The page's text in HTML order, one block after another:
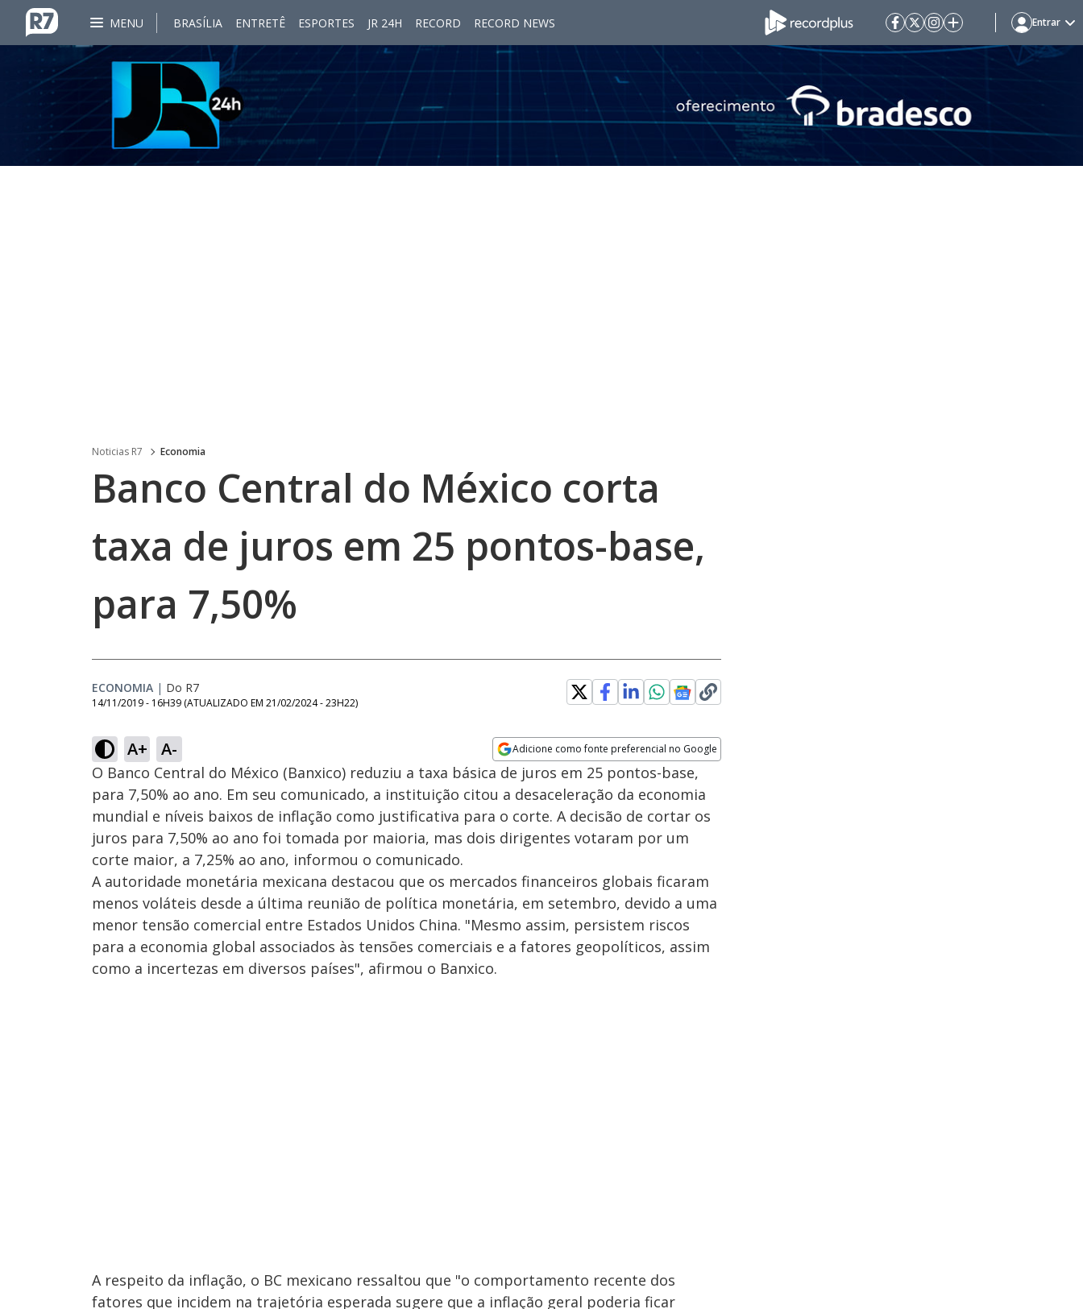
MENU BRASÍLIA ENTRETÊ ESPORTES JR 24H RECORD RECORD NEWS Entrar
Noticias R7 Economia
Banco Central do México corta
taxa de juros em 25 pontos-base,
para 7,50%
ECONOMIA | Do R7
14/11/2019 - 16H39 (ATUALIZADO EM 21/02/2024 - 23H22)
A+ A- Adicione como fonte preferencial no Google
Opens in new window
O Banco Central do México (Banxico) reduziu a taxa básica de juros em 25 pontos-base,
para 7,50% ao ano. Em seu comunicado, a instituição citou a desaceleração da economia
mundial e níveis baixos de inflação como justificativa para o corte. A decisão de cortar os
juros para 7,50% ao ano foi tomada por maioria, mas dois dirigentes votaram por um
corte maior, a 7,25% ao ano, informou o comunicado.
A autoridade monetária mexicana destacou que os mercados financeiros globais ficaram
menos voláteis desde a última reunião de política monetária, em setembro, devido a uma
menor tensão comercial entre Estados Unidos China. "Mesmo assim, persistem riscos
para a economia global associados às tensões comerciais e a fatores geopolíticos, assim
como a incertezas em diversos países", afirmou o Banxico.
A respeito da inflação, o BC mexicano ressaltou que "o comportamento recente dos
fatores que incidem na trajetória esperada sugere que a inflação geral poderia ficar